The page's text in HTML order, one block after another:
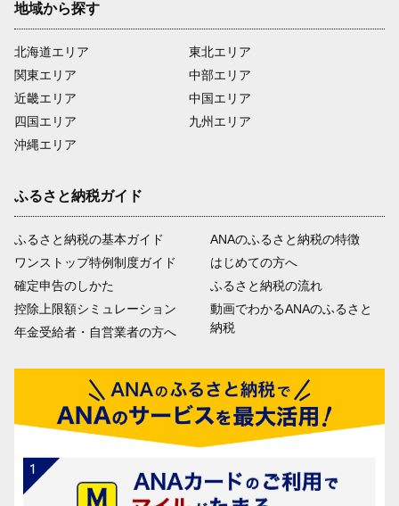
地域から探す
北海道エリア
関東エリア
近畿エリア
四国エリア
沖縄エリア
東北エリア
中部エリア
中国エリア
九州エリア
ふるさと納税ガイド
ふるさと納税の基本ガイド
ワンストップ特例制度ガイド
確定申告のしかた
控除上限額シミュレーション
年金受給者・自営業者の方へ
ANAのふるさと納税の特徴
はじめての方へ
ふるさと納税の流れ
動画でわかるANAのふるさと
納税